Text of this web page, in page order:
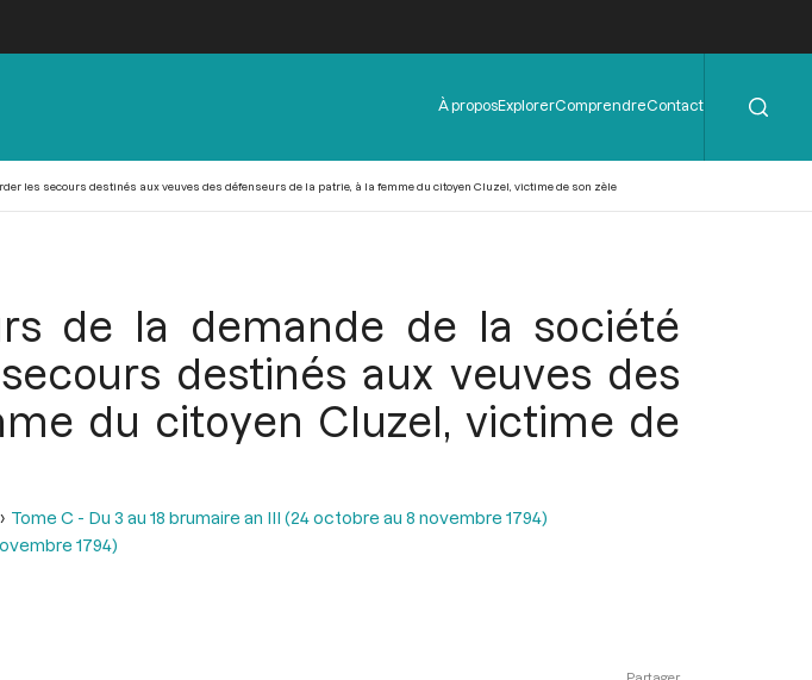
Menu
de
À proposExplorerComprendreContact
les secours destinés aux veuves des défenseurs de la patrie, à la femme du citoyen Cluzel, victime de son zèle
de la demande de la société
destinés aux veuves des
du citoyen Cluzel, victime de
Tome C - Du 3 au 18 brumaire an III (24 octobre au 8 novembre 1794)
1794)
Partager